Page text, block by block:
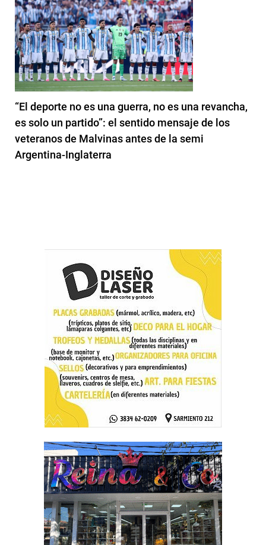
“El deporte no es una guerra, no es una revancha,
es solo un partido”: el sentido mensaje de los
veteranos de Malvinas antes de la semi
Argentina-Inglaterra